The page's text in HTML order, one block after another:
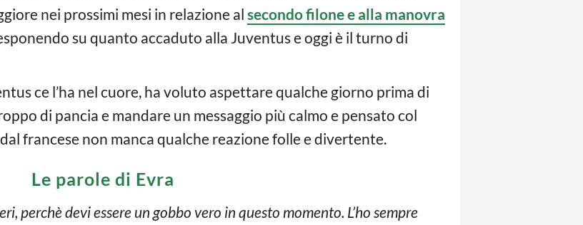
nei prossimi mesi in relazione al secondo filone e alla manovra
su quanto accaduto alla Juventus e oggi è il turno di
ce l’ha nel cuore, ha voluto aspettare qualche giorno prima di
di pancia e mandare un messaggio più calmo e pensato col
francese non manca qualche reazione folle e divertente.
Le parole di Evra
perchè devi essere un gobbo vero in questo momento. L’ho sempre